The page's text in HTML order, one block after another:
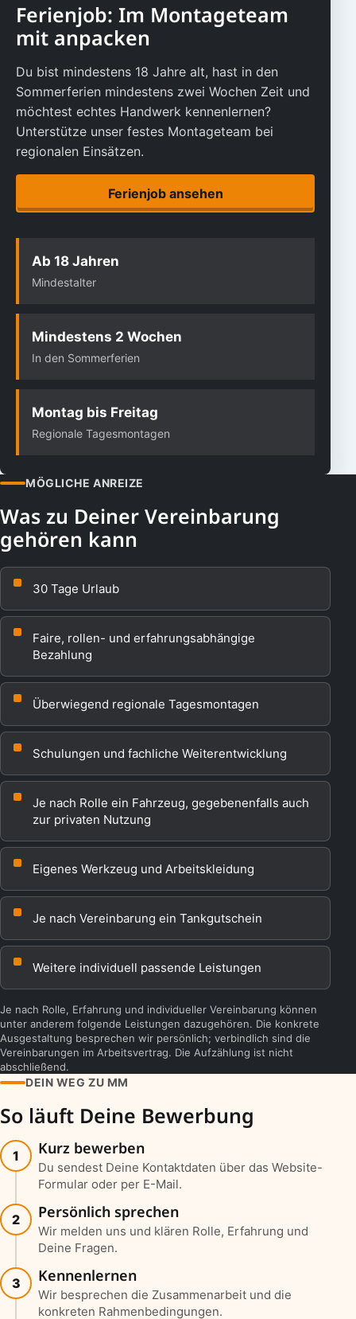
Ferienjob: Im Montageteam
mit anpacken
Du bist mindestens 18 Jahre alt, hast in den
Sommerferien mindestens zwei Wochen Zeit und
möchtest echtes Handwerk kennenlernen?
Unterstütze unser festes Montageteam bei
regionalen Einsätzen.
Ferienjob ansehen
Ab 18 Jahren
Mindestalter
Mindestens 2 Wochen
In den Sommerferien
Montag bis Freitag
Regionale Tagesmontagen
MÖGLICHE ANREIZE
Was zu Deiner Vereinbarung
gehören kann
30 Tage Urlaub
Faire, rollen- und erfahrungsabhängige
Bezahlung
Überwiegend regionale Tagesmontagen
Schulungen und fachliche Weiterentwicklung
Je nach Rolle ein Fahrzeug, gegebenenfalls auch
zur privaten Nutzung
Eigenes Werkzeug und Arbeitskleidung
Je nach Vereinbarung ein Tankgutschein
Weitere individuell passende Leistungen
Je nach Rolle, Erfahrung und individueller Vereinbarung können
unter anderem folgende Leistungen dazugehören. Die konkrete
Ausgestaltung besprechen wir persönlich; verbindlich sind die
Vereinbarungen im Arbeitsvertrag. Die Aufzählung ist nicht
abschließend.
DEIN WEG ZU MM
So läuft Deine Bewerbung
1 Kurz bewerben
Du sendest Deine Kontaktdaten über das Website-
Formular oder per E-Mail.
2 Persönlich sprechen
Wir melden uns und klären Rolle, Erfahrung und
Deine Fragen.
3 Kennenlernen
Wir besprechen die Zusammenarbeit und die
konkreten Rahmenbedingungen.